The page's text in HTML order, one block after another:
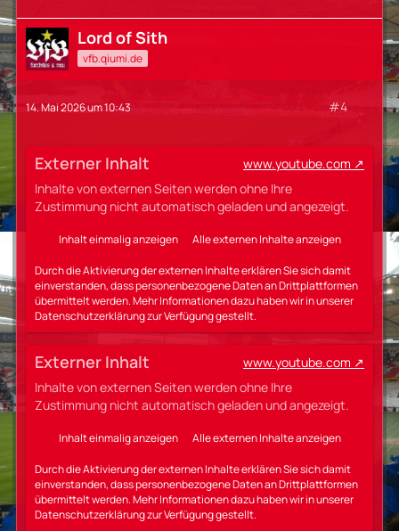
Lord of Sith
vfb.qiumi.de
14. Mai 2026 um 10:43 #4
Externer Inhalt
www.youtube.com
Inhalte von externen Seiten werden ohne Ihre
Zustimmung nicht automatisch geladen und angezeigt.
Inhalt einmalig anzeigen Alle externen Inhalte anzeigen
Durch die Aktivierung der externen Inhalte erklären Sie sich damit
einverstanden, dass personenbezogene Daten an Drittplattformen
übermittelt werden. Mehr Informationen dazu haben wir in unserer
Datenschutzerklärung zur Verfügung gestellt.
Externer Inhalt
www.youtube.com
Inhalte von externen Seiten werden ohne Ihre
Zustimmung nicht automatisch geladen und angezeigt.
Inhalt einmalig anzeigen Alle externen Inhalte anzeigen
Durch die Aktivierung der externen Inhalte erklären Sie sich damit
einverstanden, dass personenbezogene Daten an Drittplattformen
übermittelt werden. Mehr Informationen dazu haben wir in unserer
Datenschutzerklärung zur Verfügung gestellt.